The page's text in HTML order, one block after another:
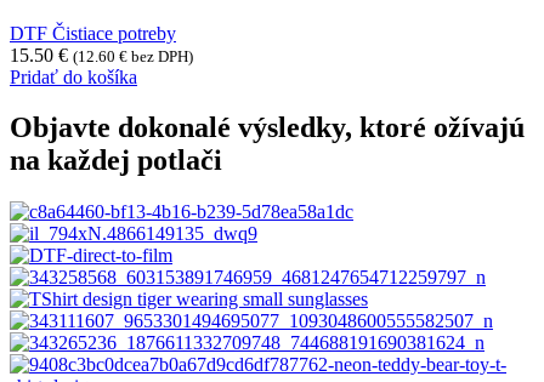
DTF Čistiace potreby
15.50 € (12.60 € bez DPH)
Pridať do košíka
Objavte dokonalé výsledky, ktoré ožívajú
na každej potlači